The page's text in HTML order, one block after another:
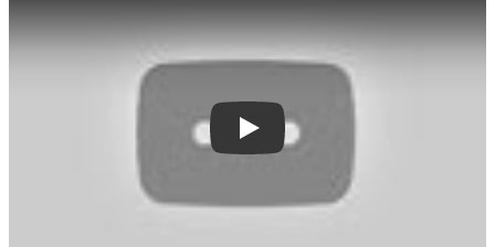
Play: Asumió la nueva directora de la